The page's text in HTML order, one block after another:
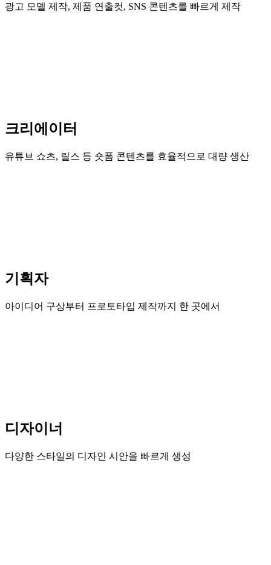
광고 모델 제작, 제품 연출컷, SNS 콘텐츠를 빠르게 제작
크리에이터
유튜브 쇼츠, 릴스 등 숏폼 콘텐츠를 효율적으로 대량 생산
기획자
아이디어 구상부터 프로토타입 제작까지 한 곳에서
디자이너
다양한 스타일의 디자인 시안을 빠르게 생성